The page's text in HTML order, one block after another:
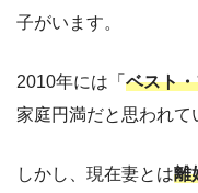
子がいます。
2010年には「 ベスト
家庭円満だと思われて
しかし、現在妻とは離